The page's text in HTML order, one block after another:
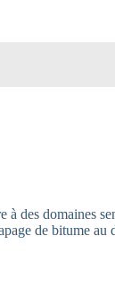
des domaines
de bitume au